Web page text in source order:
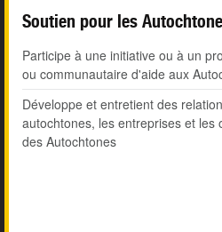
Soutien pour les
Participe à une initiative ou à un
ou communautaire d'aide aux
Développe et entretient des
autochtones, les entreprises et les
des Autochtones